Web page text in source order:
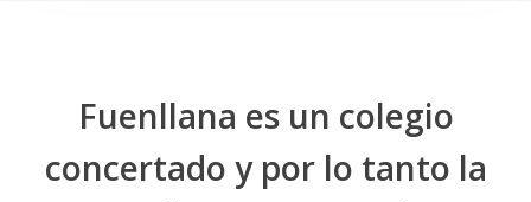
Fuenllana es un colegio
concertado y por lo tanto la